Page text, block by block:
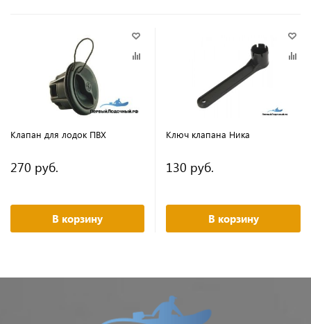
Клапан для лодок ПВХ
270 руб.
В корзину
Ключ клапана Ника
130 руб.
В корзину